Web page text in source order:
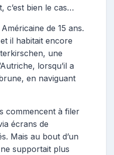
c’est bien le cas…
de 15 ans.
il habitait encore
une
lorsqu’il a
en naviguant
commencent à filer
écrans de
Mais au bout d’un
supportait plus